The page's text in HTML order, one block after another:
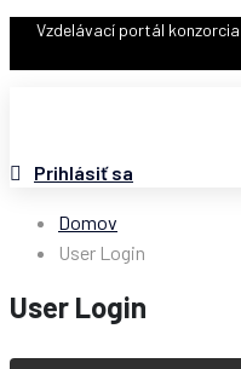
Vzdelávací portál konzorcia
Prihlásiť sa
Domov
User Login
User Login